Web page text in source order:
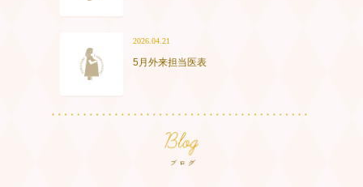
2026.04.21
5月外来担当医表